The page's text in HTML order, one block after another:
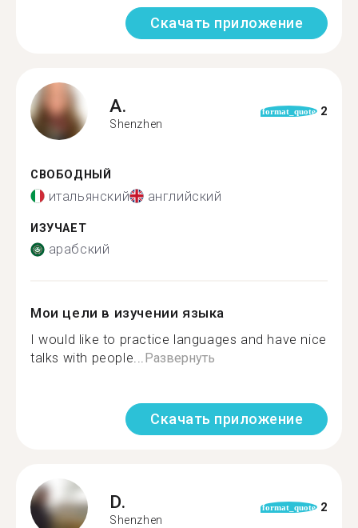
Скачать приложение
A.
Shenzhen
format_quote 2
СВОБОДНЫЙ
итальянский английский
ИЗУЧАЕТ
арабский
Мои цели в изучении языка
I would like to practice languages and have nice
talks with people...Развернуть
Скачать приложение
D.
Shenzhen
format_quote 2